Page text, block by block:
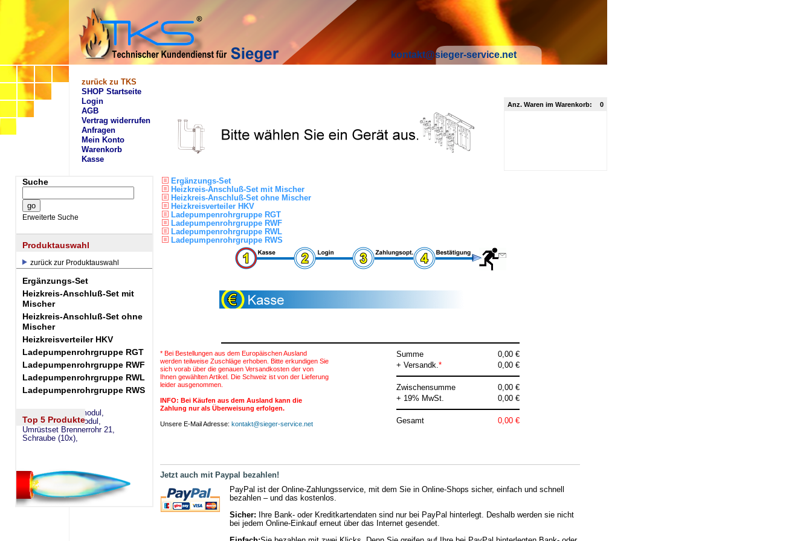
kontakt@sieger-service.net
zurück zu TKS
SHOP Startseite
Login
AGB
Vertrag widerrufen
Anfragen
Mein Konto
Warenkorb
Kasse
Anz. Waren im Warenkorb: 0
Suche
Erweiterte Suche
Produktauswahl
zurück zur Produktauswahl
Ergänzungs-Set
Heizkreis-Anschluß-Set mit
Mischer
Heizkreis-Anschluß-Set ohne
Mischer
Heizkreisverteiler HKV
Ladepumpenrohrgruppe RGT
Ladepumpenrohrgruppe RWF
Ladepumpenrohrgruppe RWL
Ladepumpenrohrgruppe RWS
Top 5 Produkte
eSW73 Weichenmodul,
eSM73 Mischermodul,
Umrüstset Brennerrohr 21,
Schraube (10x),
Ergänzungs-Set
Heizkreis-Anschluß-Set mit Mischer
Heizkreis-Anschluß-Set ohne Mischer
Heizkreisverteiler HKV
Ladepumpenrohrgruppe RGT
Ladepumpenrohrgruppe RWF
Ladepumpenrohrgruppe RWL
Ladepumpenrohrgruppe RWS
* Bei Bestellungen aus dem Europäischen Ausland
werden teilweise Zuschläge erhoben. Bitte erkundigen Sie
sich vorab über die genauen Versandkosten der von
Ihnen gewählten Artikel. Die Schweiz ist von der Lieferung
leider ausgenommen.
INFO: Bei Käufen aus dem Ausland kann die
Zahlung nur als Überweisung erfolgen.
Unsere E-Mail Adresse: kontakt@sieger-service.net
Summe
0,00 €
+ Versandk.* 0,00 €
Zwischensumme
0,00 €
+ 19% MwSt.
0,00 €
Gesamt 0,00 €
Jetzt auch mit Paypal bezahlen!
PayPal ist der Online-Zahlungsservice, mit dem Sie in Online-Shops sicher, einfach und schnell
bezahlen – und das kostenlos.
Sicher: Ihre Bank- oder Kreditkartendaten sind nur bei PayPal hinterlegt. Deshalb werden sie nicht
bei jedem Online-Einkauf erneut über das Internet gesendet.